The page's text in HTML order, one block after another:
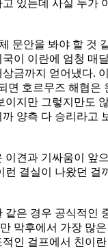
있는데 사실 누가
문안을 봐야 할 것
이 이란에 엄청 매
금까지 얻어냈다.
면 호르무즈 해협
이지만 그렇지만도
양측 다 승리라고
이견과 기싸움이 앞
런 결실이 나왔던 걸
같은 경우 공식적인
막후에서 가장 많
인 걸프에서 친이